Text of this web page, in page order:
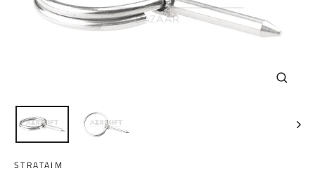
Sluiten
STRATAIM